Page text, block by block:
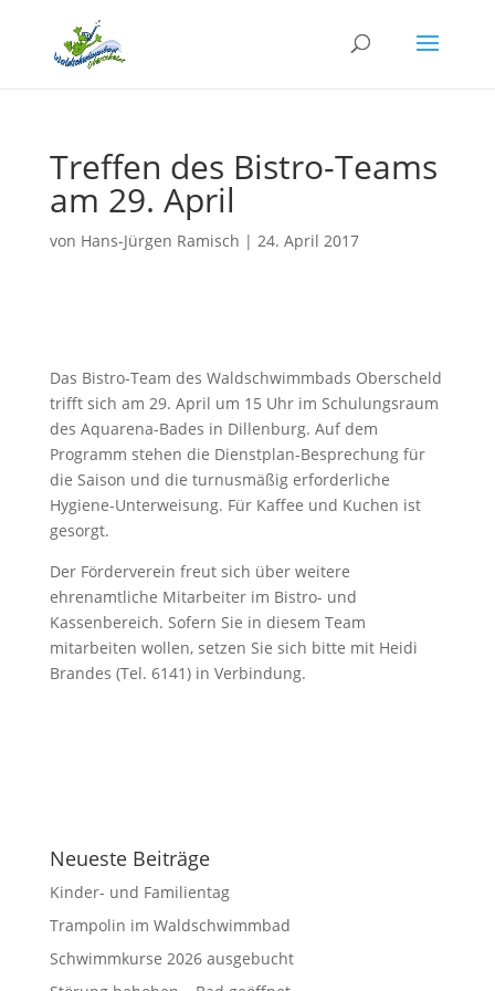
Treffen des Bistro-Teams
am 29. April
von Hans-Jürgen Ramisch | 24. April 2017
Das Bistro-Team des Waldschwimmbads Oberscheld
trifft sich am 29. April um 15 Uhr im Schulungsraum
des Aquarena-Bades in Dillenburg. Auf dem
Programm stehen die Dienstplan-Besprechung für
die Saison und die turnusmäßig erforderliche
Hygiene-Unterweisung. Für Kaffee und Kuchen ist
gesorgt.
Der Förderverein freut sich über weitere
ehrenamtliche Mitarbeiter im Bistro- und
Kassenbereich. Sofern Sie in diesem Team
mitarbeiten wollen, setzen Sie sich bitte mit Heidi
Brandes (Tel. 6141) in Verbindung.
Neueste Beiträge
Kinder- und Familientag
Trampolin im Waldschwimmbad
Schwimmkurse 2026 ausgebucht